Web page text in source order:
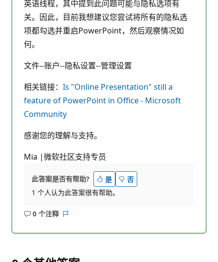
英语线程，其中提到此问题可能与隐私选项有
关。因此，目前我想建议您尝试将所有的隐私选
项都勾选并重启PowerPoint，然后观察情况如
何。
文件--账户--隐私设置--管理设置
相关链接： Is "Online Presentation" still a
feature of PowerPoint in Office - Microsoft
Community
感谢您的理解与支持。
Mia |微软社区支持专员
此答案是否有帮助? 是
否
1 个人认为此答案很有帮助。
0 个注释
无
报